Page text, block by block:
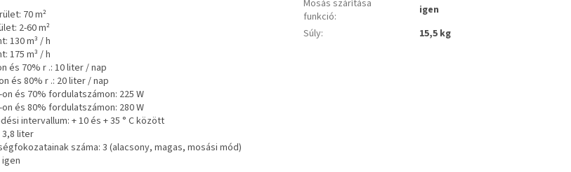
70 m²
2-60 m²
130 m³ / h
175 m³ / h
és 70% r .: 10 liter / nap
és 80% r .: 20 liter / nap
és 70% fordulatszámon: 225 W
és 80% fordulatszámon: 280 W
intervallum: + 10 és + 35 ° C között
liter
száma: 3 (alacsony, magas, mosási mód)
Mosás szárítása
funkció:
igen
Súly: 15,5 kg